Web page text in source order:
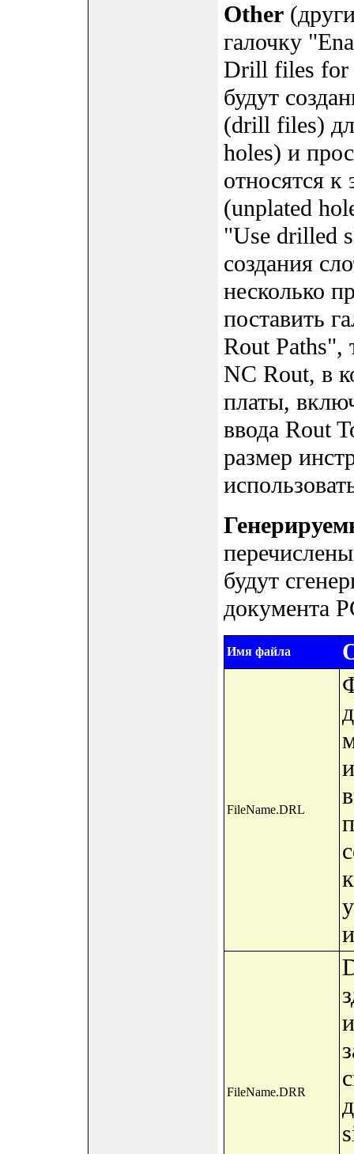
Other
галочку
Drill files for
будут
(drill files)
holes) и
относятся
(unplated
"Use drilled
создания
несколько
поставить
Rout Paths",
NC Rout, в
платы,
ввода Rout
размер
будут
документа
Имя файла
FileName.DRL
FileName.DRR